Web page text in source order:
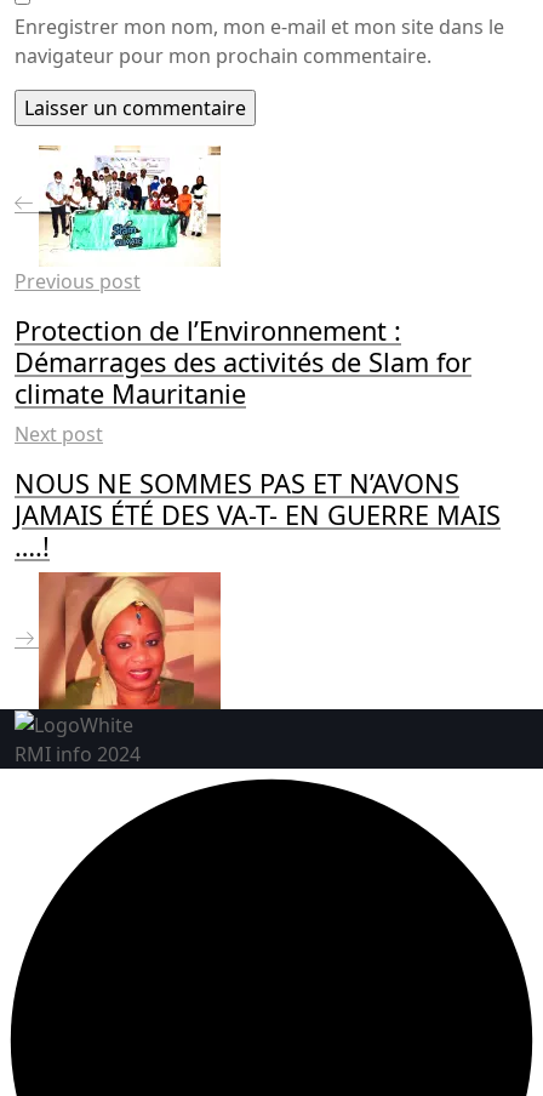
Enregistrer mon nom, mon e-mail et mon site dans le
navigateur pour mon prochain commentaire.
Previous post
Protection de l’Environnement :
Démarrages des activités de Slam for
climate Mauritanie
Next post
NOUS NE SOMMES PAS ET N’AVONS
JAMAIS ÉTÉ DES VA-T- EN GUERRE MAIS
….!
RMI info 2024